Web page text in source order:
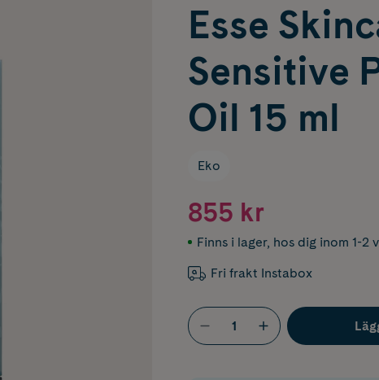
Esse
Sensitive
Oil 15 ml
Eko
855 kr
Finns i lager, hos dig inom 1-2
Fri frakt Instabox